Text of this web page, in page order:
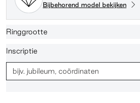
Bijbehorend model bekijken
Ringgrootte
Inscriptie